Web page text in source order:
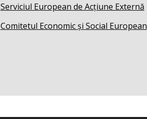
Serviciul European de Acțiune Externă
Comitetul Economic și Social European